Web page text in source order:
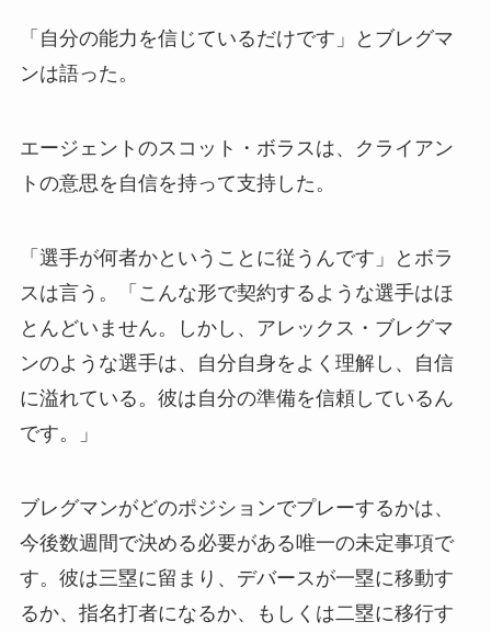
「自分の能力を信じているだけです」とブレグマ
ンは語った。
エージェントのスコット・ボラスは、クライアン
トの意思を自信を持って支持した。
「選手が何者かということに従うんです」とボラ
スは言う。「こんな形で契約するような選手はほ
とんどいません。しかし、アレックス・ブレグマ
ンのような選手は、自分自身をよく理解し、自信
に溢れている。彼は自分の準備を信頼しているん
です。」
ブレグマンがどのポジションでプレーするかは、
今後数週間で決める必要がある唯一の未定事項で
す。彼は三塁に留まり、デバースが一塁に移動す
るか、指名打者になるか、もしくは二塁に移行す